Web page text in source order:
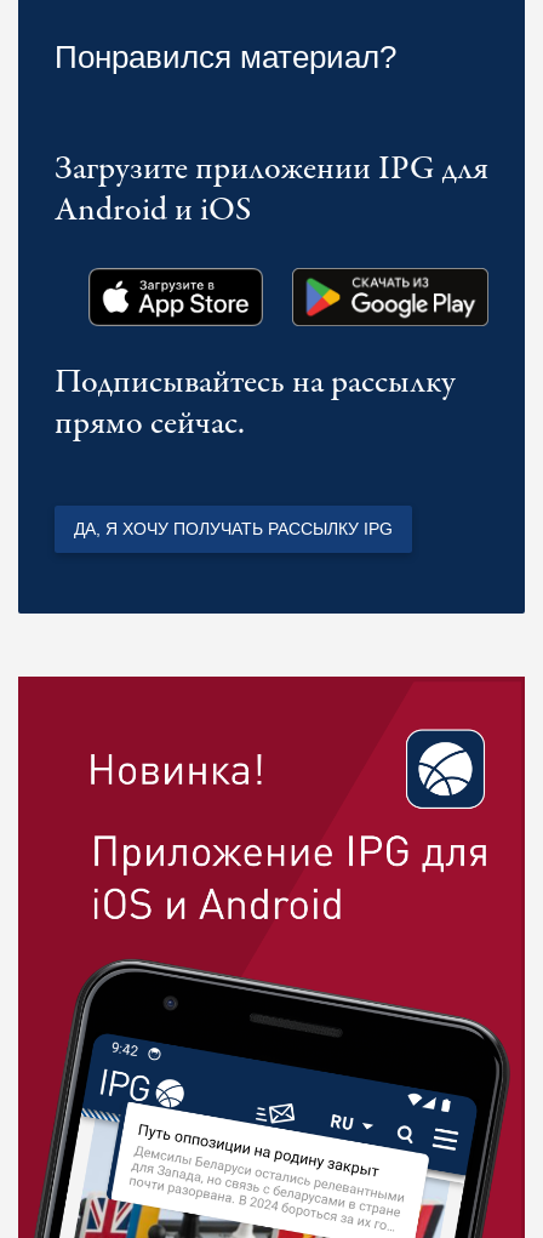
Понравился материал?
Загрузите приложении IPG для
Android и iOS
Подписывайтесь на рассылку
прямо сейчас.
ДА, Я ХОЧУ ПОЛУЧАТЬ РАССЫЛКУ IPG